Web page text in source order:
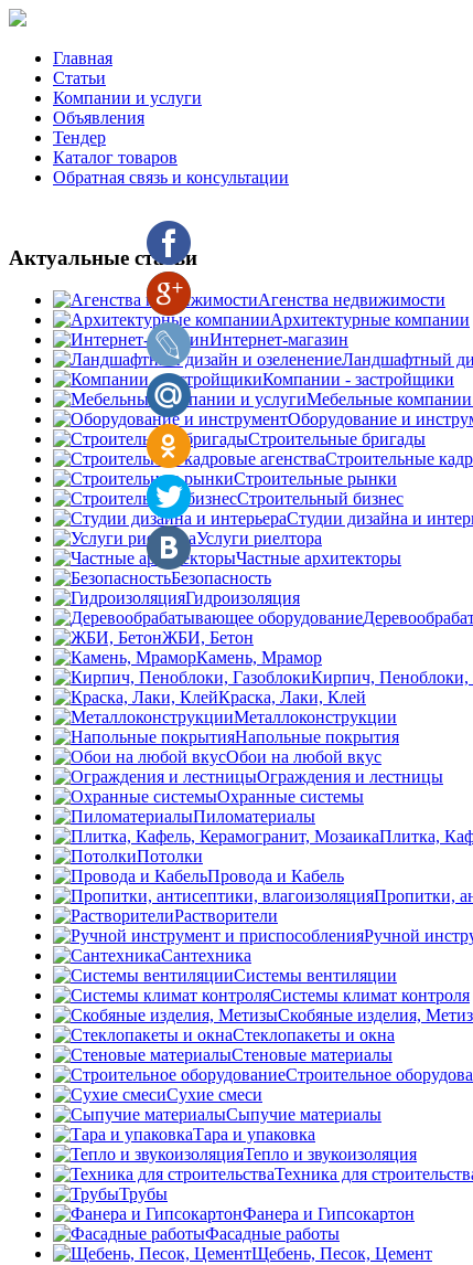
Главная
Статьи
Компании и услуги
Объявления
Тендер
Каталог товаров
Обратная связь и консультации
Актуальные статьи
Агенства недвижимости
Архитектурные компании
Интернет-магазин
Ландшафтный
Компании - застройщики
Мебельные компании
Оборудование и
Строительные бригады
Строительные
Строительные рынки
Строительный бизнес
Студии дизайна и
Услуги риелтора
Частные архитекторы
Безопасность
Гидроизоляция
ЖБИ, Бетон
Камень, Мрамор
Кирпич, Пеноблоки,
Краска, Лаки, Клей
Металлоконструкции
Напольные покрытия
Обои на любой вкус
Ограждения и лестницы
Охранные системы
Пиломатериалы
Плитка,
Потолки
Провода и Кабель
Пропитки,
Растворители
Ручной
Сантехника
Системы вентиляции
Системы климат контроля
Скобяные изделия,
Стеклопакеты и окна
Стеновые материалы
Строительное
Сухие смеси
Сыпучие материалы
Тара и упаковка
Тепло и звукоизоляция
Техника для
Трубы
Фанера и Гипсокартон
Фасадные работы
Щебень, Песок, Цемент